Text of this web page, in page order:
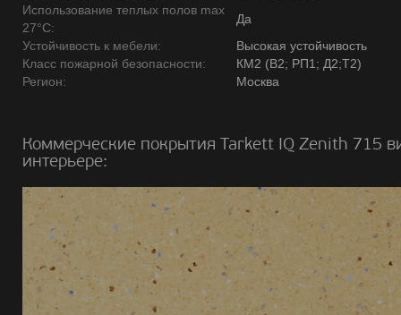
Использование теплых полов max
27°C:
Да
Устойчивость к мебели:
Высокая устойчивость
Класс пожарной безопасности:
КМ2 (В2; РП1; Д2;Т2)
Регион:
Москва
Коммерческие покрытия Tarkett IQ Zenith 715
интерьере: